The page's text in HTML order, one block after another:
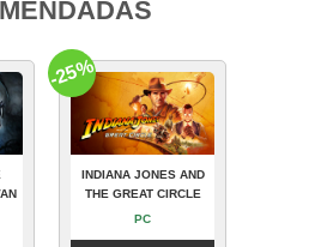
INDIANA JONES AND
THE GREAT CIRCLE
PC
-25%